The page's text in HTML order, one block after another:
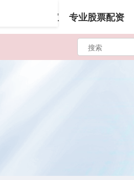
易速宝 专业股票配资